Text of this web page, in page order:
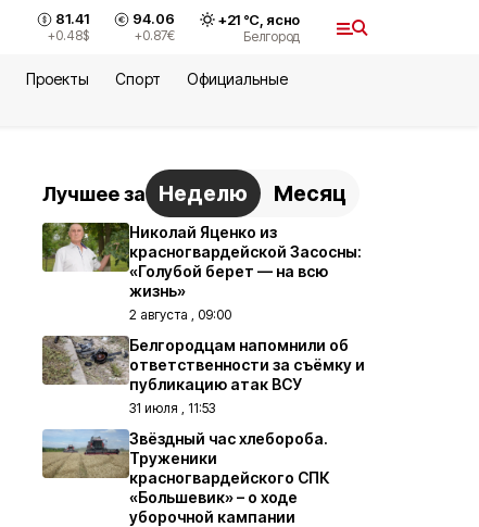
81.41
+0.48$
94.06
+0.87€
+21°С, ясно
Белгород
Проекты Спорт
Официальные
Лучшее за Неделю Месяц
Николай Яценко из
красногвардейской Засосны:
«Голубой берет — на всю
жизнь»
2 августа , 09:00
Белгородцам напомнили об
ответственности за съёмку и
публикацию атак ВСУ
31 июля , 11:53
Звёздный час хлебороба.
Труженики
красногвардейского СПК
«Большевик» – о ходе
уборочной кампании